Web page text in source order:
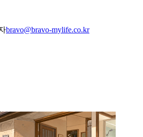
bravo@bravo-mylife.co.kr